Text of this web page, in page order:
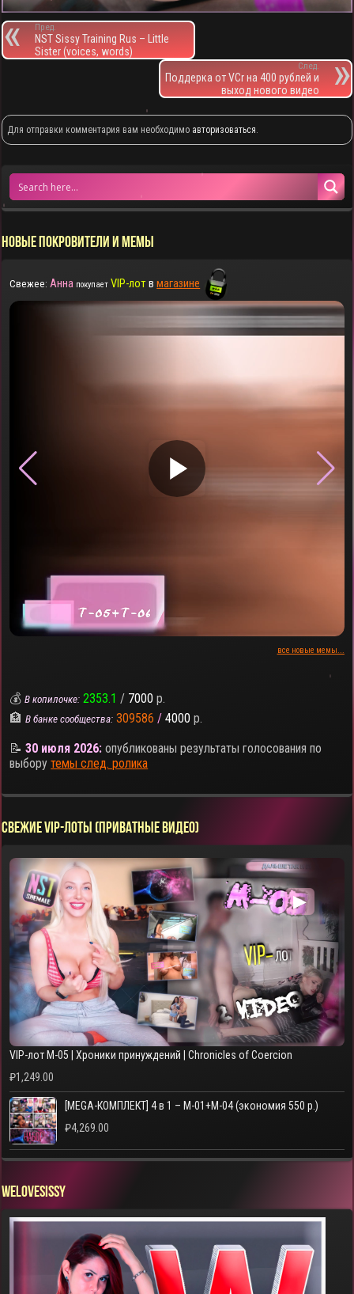
Пред.
NST Sissy Training Rus – Little
Sister (voices, words)
След.
Поддерка от VCr на 400 рублей и
выход нового видео
Для отправки комментария вам необходимо авторизоваться
НОВЫЕ ПОКРОВИТЕЛИ И МЕМЫ
Свежее: Анна покупает VIP-лотвмагазине
▶
все новые мемы...
💰В копилочке: 2353.1 / 7000 р.
🏦В банке сообщества: 309586 / 4000 р.
📝30 июля 2026: опубликованы результаты голосования по
выборутемы след. ролика
СВЕЖИЕ VIP-ЛОТЫ (ПРИВАТНЫЕ ВИДЕО)
▶
VIP-лот M-05 | Хроники принуждений | Chronicles of Coercion
₽1,249.00
[MEGA-КОМПЛЕКТ] 4 в 1 – M-01+M-04 (экономия 550 р.)
₽4,269.00
WELOVESISSY